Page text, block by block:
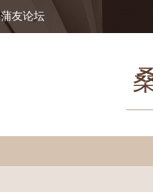
蒲友论坛